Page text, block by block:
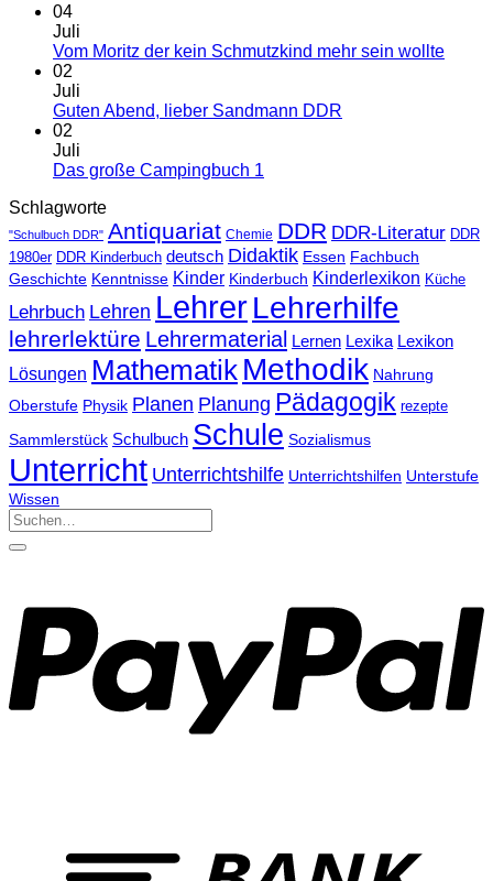
04
Juli
Vom Moritz der kein Schmutzkind mehr sein wollte
02
Juli
Guten Abend, lieber Sandmann DDR
02
Juli
Das große Campingbuch 1
Schlagworte
"Schulbuch DDR" Antiquariat Chemie DDR DDR-Literatur DDR
1980er DDR Kinderbuch deutsch Didaktik Essen Fachbuch
Geschichte Kenntnisse Kinder Kinderbuch Kinderlexikon Küche
Lehrbuch Lehren LehrerLehrerhilfe
lehrerlektüre Lehrermaterial Lernen Lexika Lexikon
Lösungen Mathematik Methodik Nahrung
Oberstufe Physik Planen Planung Pädagogik rezepte
Sammlerstück Schulbuch Schule Sozialismus
Unterricht Unterrichtshilfe Unterrichtshilfen Unterstufe
Wissen
Suchen
nach: